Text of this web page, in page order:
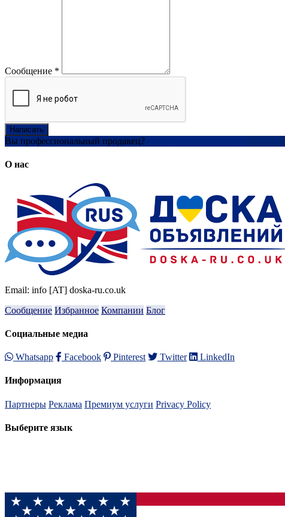
Сообщение *
Написать
Вы профессиональный продавец?
О нас
Email: info [AT] doska-ru.co.uk
Сообщение Избранное Компании Блог
Социальные медиа
Whatsapp Facebook Pinterest Twitter LinkedIn
Информация
Партнеры Реклама Премиум услуги Privacy Policy
Выберите язык